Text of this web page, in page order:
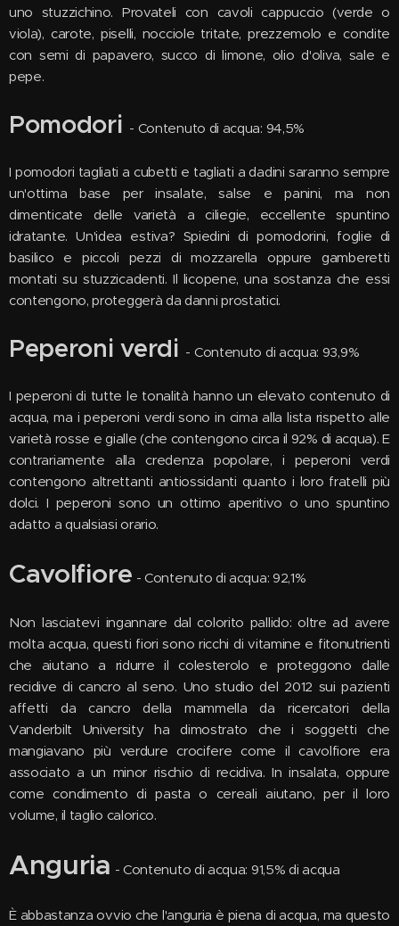
uno stuzzichino. Provateli con cavoli cappuccio (verde o
viola), carote, piselli, nocciole tritate, prezzemolo e condite
con semi di papavero, succo di limone, olio d'oliva, sale e
pepe.
Pomodori - Contenuto di acqua: 94,5%
I pomodori tagliati a cubetti e tagliati a dadini saranno sempre
un'ottima base per insalate, salse e panini, ma non
dimenticate delle varietà a ciliegie, eccellente spuntino
idratante. Un'idea estiva? Spiedini di pomodorini, foglie di
basilico e piccoli pezzi di mozzarella oppure gamberetti
montati su stuzzicadenti. Il licopene, una sostanza che essi
contengono, proteggerà da danni prostatici.
Peperoni verdi - Contenuto di acqua: 93,9%
I peperoni di tutte le tonalità hanno un elevato contenuto di
acqua, ma i peperoni verdi sono in cima alla lista rispetto alle
varietà rosse e gialle (che contengono circa il 92% di acqua). E
contrariamente alla credenza popolare, i peperoni verdi
contengono altrettanti antiossidanti quanto i loro fratelli più
dolci. I peperoni sono un ottimo aperitivo o uno spuntino
adatto a qualsiasi orario.
Cavolfiore - Contenuto di acqua: 92,1%
Non lasciatevi ingannare dal colorito pallido: oltre ad avere
molta acqua, questi fiori sono ricchi di vitamine e fitonutrienti
che aiutano a ridurre il colesterolo e proteggono dalle
recidive di cancro al seno. Uno studio del 2012 sui pazienti
affetti da cancro della mammella da ricercatori della
Vanderbilt University ha dimostrato che i soggetti che
mangiavano più verdure crocifere come il cavolfiore era
associato a un minor rischio di recidiva. In insalata, oppure
come condimento di pasta o cereali aiutano, per il loro
volume, il taglio calorico.
Anguria - Contenuto di acqua: 91,5% di acqua
È abbastanza ovvio che l'anguria è piena di acqua, ma questo